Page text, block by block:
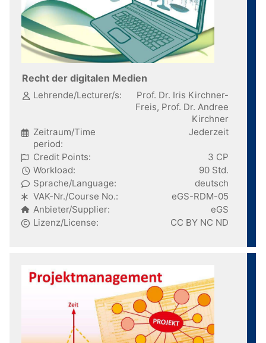
Recht der digitalen Medien
Lehrende/Lecturer/s:
Prof. Dr. Iris Kirchner-
Freis, Prof. Dr. Andree
Kirchner
Zeitraum/Time
period:
Jederzeit
Credit Points:
3 CP
Workload:
90 Std.
Sprache/Language:
deutsch
VAK-Nr./Course No.:
eGS-RDM-05
Anbieter/Supplier:
eGS
Lizenz/License:
CC BY NC ND